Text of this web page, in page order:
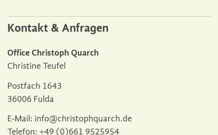
Kontakt & Anfragen
Office Christoph Quarch
Christine Teufel
Postfach 1643
36006 Fulda
E-Mail: info@christophquarch.de
Telefon: +49 (0)661 9525954